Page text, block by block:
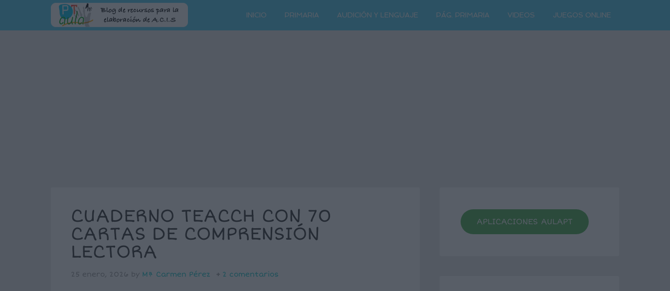
INICIO PRIMARIA AUDICIÓN Y LENGUAJE PÁG. PRIMARIA VIDEOS JUEGOS ONLINE
CUADERNO TEACCH CON 70
CARTAS DE COMPRENSIÓN
LECTORA
25 enero, 2026 by Mª Carmen Pérez 2 comentarios
APLICACIONES AULAPT